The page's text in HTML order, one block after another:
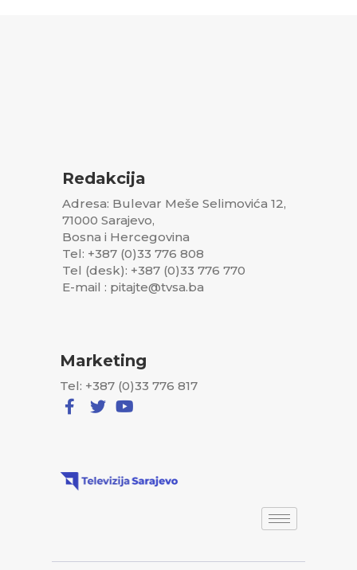
Redakcija
Adresa: Bulevar Meše Selimovića 12,
71000 Sarajevo,
Bosna i Hercegovina
Tel: +387 (0)33 776 808
Tel (desk): +387 (0)33 776 770
E-mail : pitajte@tvsa.ba
Marketing
Tel: +387 (0)33 776 817